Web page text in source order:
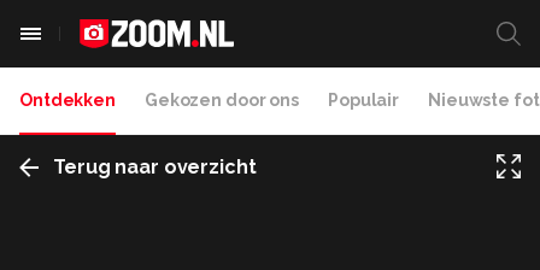
Ontdekken Gekozen door ons Populair Nieuwste
Terug naar overzicht